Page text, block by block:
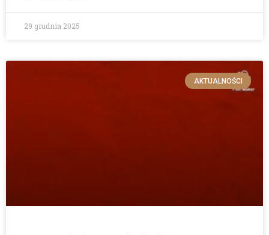
29 grudnia 2025
AKTUALNOŚCI